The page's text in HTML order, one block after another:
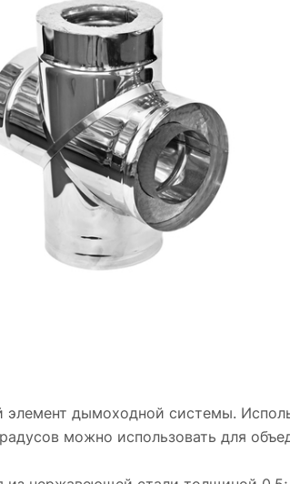
элемент дымоходной системы.
можно использовать для